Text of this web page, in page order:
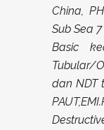
China,
Sub Sea
Basic
Tubular/
dan NDT